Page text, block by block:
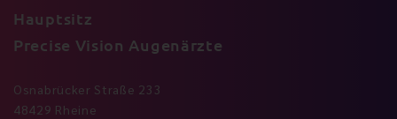
Hauptsitz
Precise Vision Augenärzte
Osnabrücker Straße 233
48429 Rheine